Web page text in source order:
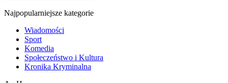
Najpopularniejsze kategorie
Wiadomości
Sport
Komedia
Społeczeństwo i Kultura
Kronika Kryminalna